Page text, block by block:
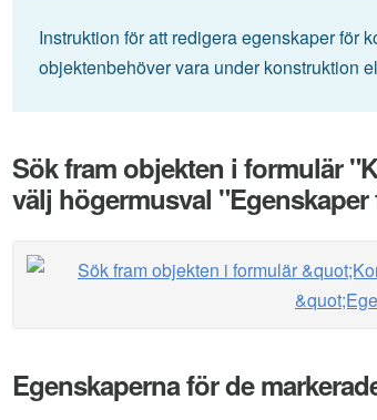
Instruktion för att redigera egenskaper för
objektenbehöver vara under konstruktion
Sök fram objekten i formulär
välj högermusval
Egenskaperna för de